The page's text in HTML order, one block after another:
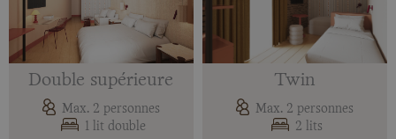
Double supérieure
Max. 2 personnes
1 lit double
Twin
Max. 2 personnes
2 lits